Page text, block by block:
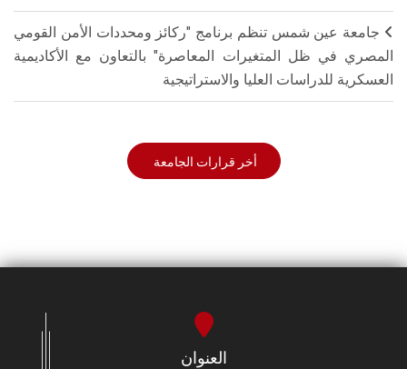
جامعة عين شمس تنظم برنامج "ركائز ومحددات الأمن القومي
المصري في ظل المتغيرات المعاصرة" بالتعاون مع الأكاديمية
العسكرية للدراسات العليا والاستراتيجية
أخر قرارات الجامعة
العنوان